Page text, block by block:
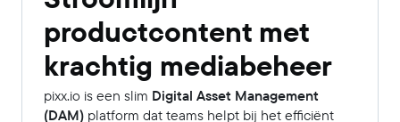
productcontent met
krachtig mediabeheer
pixx.io is een slim Digital Asset Management
(DAM) platform dat teams helpt bij het efficiënt